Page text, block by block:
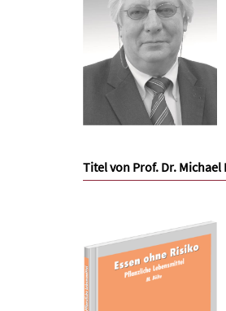
Titel von Prof. Dr.